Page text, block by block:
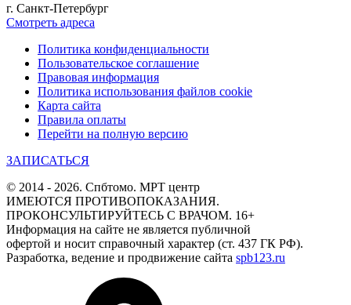
г. Санкт-Петербург
Смотреть адреса
Политика конфиденциальности
Пользовательское соглашение
Правовая информация
Политика использования файлов cookie
Карта сайта
Правила оплаты
Перейти на полную версию
ЗАПИСАТЬСЯ
© 2014 - 2026. Спбтомо. МРТ центр
ИМЕЮТСЯ ПРОТИВОПОКАЗАНИЯ.
ПРОКОНСУЛЬТИРУЙТЕСЬ С ВРАЧОМ. 16+
Информация на сайте не является публичной
офертой и носит справочный характер (ст. 437 ГК РФ).
Разработка, ведение и продвижение сайта spb123.ru